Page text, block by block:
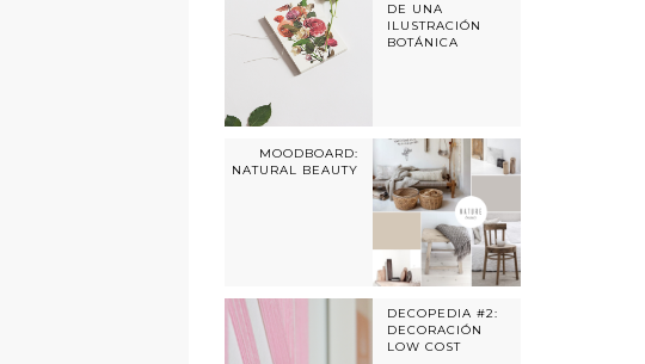
DE UNA
ILUSTRACIÓN
BOTÁNICA
MOODBOARD:
NATURAL BEAUTY
DECOPEDIA #2:
DECORACIÓN
LOW COST